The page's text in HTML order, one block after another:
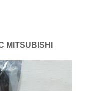
MITSUBISHI